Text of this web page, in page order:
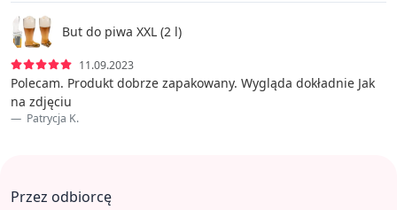
But do piwa XXL (2 l)
11.09.2023
Polecam. Produkt dobrze zapakowany. Wygląda dokładnie Jak
na zdjęciu
Patrycja K.
Przez odbiorcę